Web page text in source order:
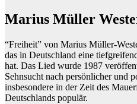
Marius Müller
“Freiheit” von Marius Müller-
das in Deutschland eine
hat. Das Lied wurde 1987
Sehnsucht nach persönlicher und
insbesondere in der Zeit des
Deutschlands populär.